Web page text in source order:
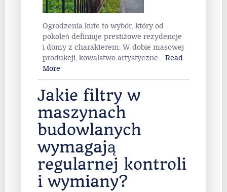
Ogrodzenia kute to wybór, który od
pokoleń definiuje prestiżowe rezydencje
i domy z charakterem. W dobie masowej
produkcji, kowalstwo artystyczne… Read
More
Jakie filtry w
maszynach
budowlanych
wymagają
regularnej kontroli
i wymiany?